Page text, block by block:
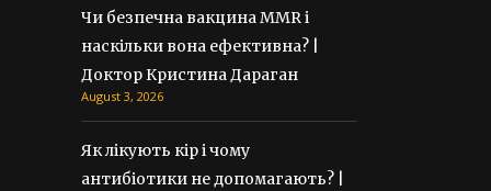
Чи безпечна вакцина MMR і
наскільки вона ефективна? |
Доктор Кристина Дараган
August 3, 2026
Як лікують кір і чому
антибіотики не допомагають? |